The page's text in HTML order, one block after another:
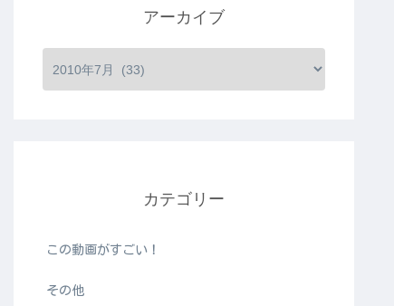
アーカイブ
カテゴリー
この動画がすごい！
その他